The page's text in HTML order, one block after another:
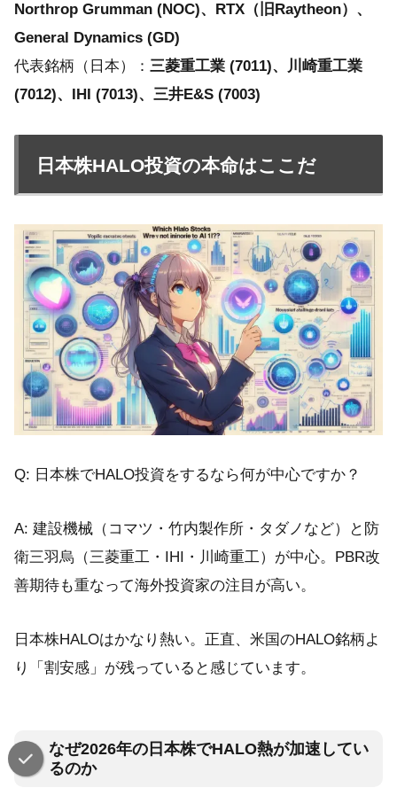
Northrop Grumman (NOC)、RTX（旧Raytheon）、
General Dynamics (GD)
代表銘柄（日本）： 三菱重工業 (7011)、川崎重工業
(7012)、IHI (7013)、三井E&S (7003)
日本株HALO投資の本命はここだ
Q: 日本株でHALO投資をするなら何が中心ですか？
A: 建設機械（コマツ・竹内製作所・タダノなど）と防
衛三羽烏（三菱重工・IHI・川崎重工）が中心。PBR改
善期待も重なって海外投資家の注目が高い。
日本株HALOはかなり熱い。正直、米国のHALO銘柄よ
り「割安感」が残っていると感じています。
なぜ2026年の日本株でHALO熱が加速してい
るのか